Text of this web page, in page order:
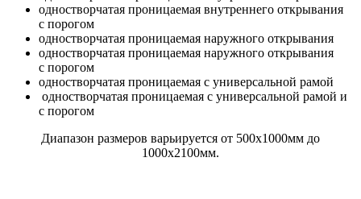
одностворчатая проницаемая внутреннего открывания
с порогом
одностворчатая проницаемая наружного открывания
одностворчатая проницаемая наружного открывания
с порогом
одностворчатая проницаемая с универсальной рамой
одностворчатая проницаемая с универсальной рамой и
с порогом
Диапазон размеров варьируется от 500х1000мм до
1000х2100мм.